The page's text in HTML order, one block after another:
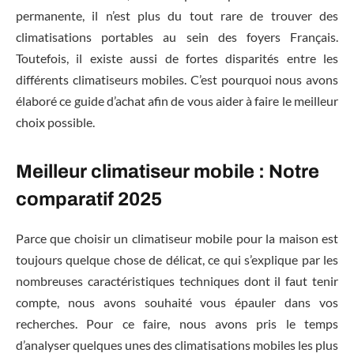
permanente, il n’est plus du tout rare de trouver des
climatisations portables au sein des foyers Français.
Toutefois, il existe aussi de fortes disparités entre les
différents climatiseurs mobiles. C’est pourquoi nous avons
élaboré ce guide d’achat afin de vous aider à faire le meilleur
choix possible.
Meilleur climatiseur mobile : Notre
comparatif 2025
Parce que choisir un climatiseur mobile pour la maison est
toujours quelque chose de délicat, ce qui s’explique par les
nombreuses caractéristiques techniques dont il faut tenir
compte, nous avons souhaité vous épauler dans vos
recherches. Pour ce faire, nous avons pris le temps
d’analyser quelques unes des climatisations mobiles les plus